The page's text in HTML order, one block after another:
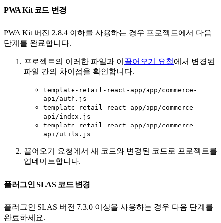
PWA Kit 코드 변경
PWA Kit 버전 2.8.4 이하를 사용하는 경우 프로젝트에서 다음
단계를 완료합니다.
프로젝트의 이러한 파일과 이 끌어오기 요청에서 변경된
파일 간의 차이점을 확인합니다.
template-retail-react-app/app/commerce-
api/auth.js
template-retail-react-app/app/commerce-
api/index.js
template-retail-react-app/app/commerce-
api/utils.js
끌어오기 요청에서 새 코드와 변경된 코드로 프로젝트를
업데이트합니다.
플러그인 SLAS 코드 변경
플러그인 SLAS 버전 7.3.0 이상을 사용하는 경우 다음 단계를
완료하세요.